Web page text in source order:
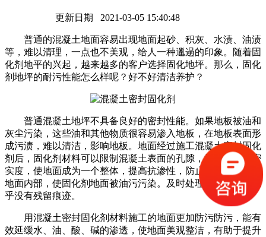
更新日期 2021-03-05 15:40:48
普通的混凝土地面容易出现地面起砂、积灰、水渍、油渍
等，难以清理，一点也不美观，给人一种邋遢的印象。随着固
化剂地平的兴起，越来越多的客户选择固化地坪。那么，固化
剂地坪的耐污性能怎么样呢？好不好清洁养护？
普通混凝土地坪不具备良好的密封性能。如果地板被油和
灰尘污染，这些油和其他物质很容易渗入地板，在地板表面形
成污渍，难以清洁，影响地板。地面经过施工混凝土密封固化
剂后，固化剂材料可以限制混凝土表面的孔隙，提高地面的密
实度，使地面成为一个整体，提高抗渗性，防止油污进入水泥
地面内部，使固化剂地面被油污污染。及时处理可以使地面几
乎没有残留痕迹。
用混凝土密封固化剂材料施工的地面更加防污防污，能有
效延缓水、油、酸、碱的渗透，使地面美观整洁，有助于提升